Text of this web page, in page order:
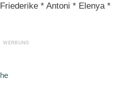
* Antoni * Elenya *